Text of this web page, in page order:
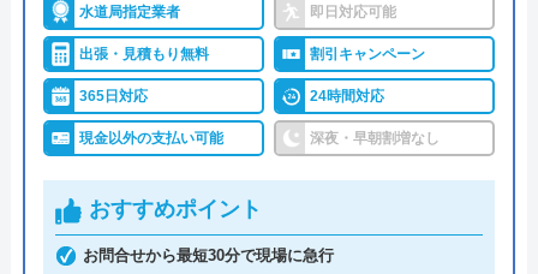
件のクチコミ）
※クチコミの内容について
* Peco
明朗会計で、見積もり後の追加費用は一切ありませ
んので、悪徳業者によくある高額請求の被害に遭う
ことはないでしょう。また、何かあったときに使え
るクーリングオフを採用しているところも安心で
もりをする際にも利用したい業者です。
水道局指定業者 即日対応可能
出張・見積もり無料 割引キャンペーン
365日対応 24時間対応
現金以外の支払い可能 深夜・早朝割増なし
おすすめポイント
お問合せから最短30分で現場に急行